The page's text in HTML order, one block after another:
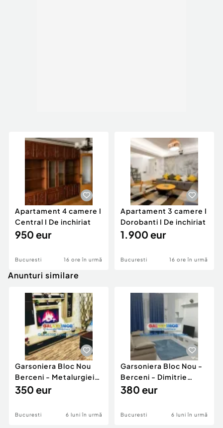
Apartament 4 camere I
Central I De inchiriat
950 eur
Bucuresti 16 ore în urmă
Apartament 3 camere I
Dorobanti I De inchiriat
1.900 eur
Bucuresti 16 ore în urmă
Anunturi similare
Garsoniera Bloc Nou
Berceni - Metalurgiei
Park - Postalionul
350 eur
Bucuresti 6 luni în urmă
Garsoniera Bloc Nou -
Berceni - Dimitrie
Leonida
380 eur
Bucuresti 6 luni în urmă